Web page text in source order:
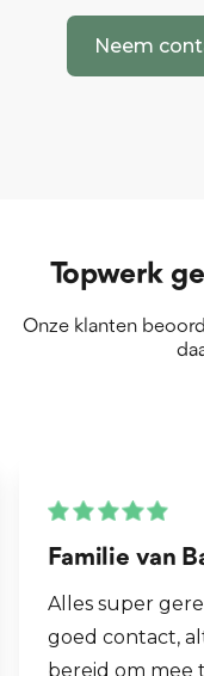
Neem
Topwerk
Onze klanten
Martin
Goede
Bernheze
kennis in huis,